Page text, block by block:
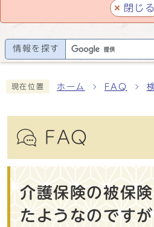
閉じる
情報を探す
現在位置 ホーム FAQ
FAQ
介護保険の被保
たようなのです